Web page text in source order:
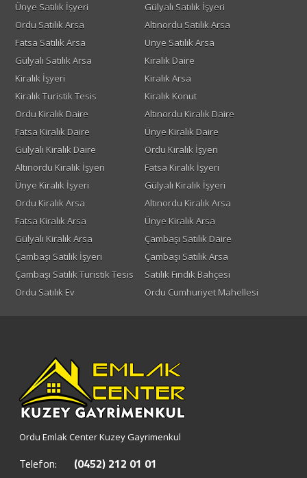
Ünye Satılık İşyeri
Gülyalı Satılık İşyeri
Ordu Satılık Arsa
Altınordu Satılık Arsa
Fatsa Satılık Arsa
Ünye Satılık Arsa
Gülyalı Satılık Arsa
Kiralık Daire
Kiralık İşyeri
Kiralık Arsa
Kiralık Turistik Tesis
Kiralık Konut
Ordu Kiralık Daire
Altınordu Kiralık Daire
Fatsa Kiralık Daire
Ünye Kiralık Daire
Gülyalı Kiralık Daire
Ordu Kiralık İşyeri
Altınordu Kiralık İşyeri
Fatsa Kiralık İşyeri
Ünye Kiralık İşyeri
Gülyalı Kiralık İşyeri
Ordu Kiralık Arsa
Altınordu Kiralık Arsa
Fatsa Kiralık Arsa
Ünye Kiralık Arsa
Gülyalı Kiralık Arsa
Çambaşı Satılık Daire
Çambaşı Satılık İşyeri
Çambaşı Satılık Arsa
Çambaşı Satılık Turistik Tesis
Satılık Fındık Bahçesi
Ordu Satılık Ev
Ordu Cumhuriyet Mahellesi
Ordu Emlak Center Kuzey Gayrimenkul
Telefon:
(0452) 212 01 01